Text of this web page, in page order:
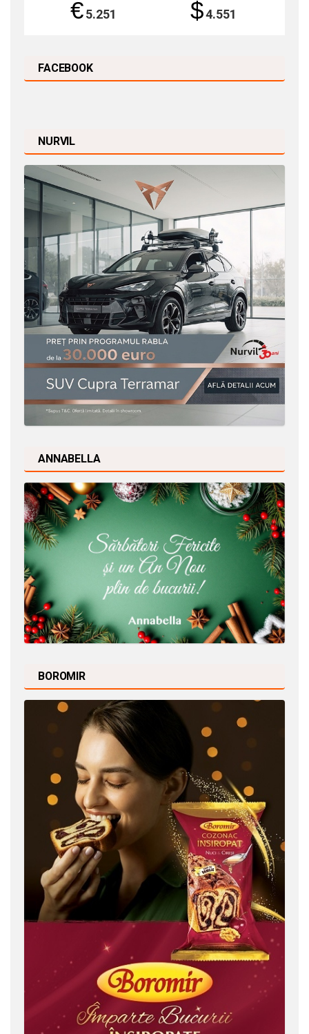
€5.251 $4.551
FACEBOOK
NURVIL
ANNABELLA
BOROMIR